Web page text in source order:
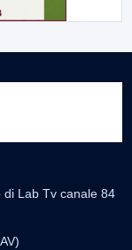
di Lab Tv canale 84